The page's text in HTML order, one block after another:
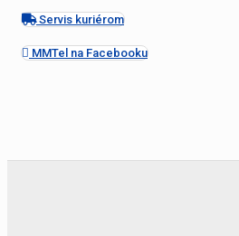
Servis kuriérom
MMTel na Facebooku